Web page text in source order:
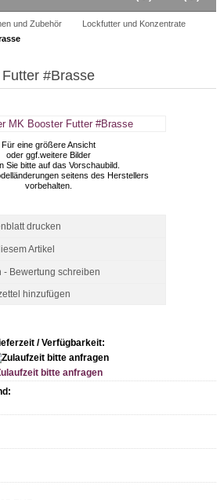
und Zubehör
Lockfutter und Konzentrate
#Brasse
Für eine größere Ansicht
oder ggf.weitere Bilder
Sie bitte auf das Vorschaubild.
seitens des Herstellers
vorbehalten.
drucken
Artikel
- Bewertung schreiben
/ Verfügbarkeit:
bitte anfragen